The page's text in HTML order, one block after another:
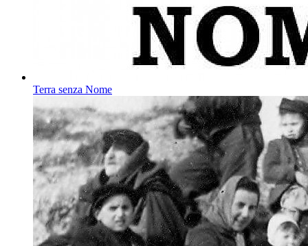
Terra senza Nome